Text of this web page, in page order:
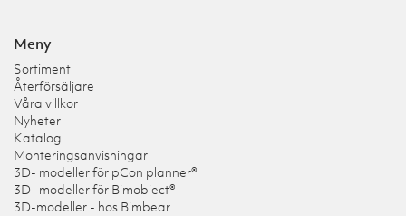
Meny
Sortiment
Återförsäljare
Våra villkor
Nyheter
Katalog
Monteringsanvisningar
3D- modeller för pCon planner®
3D- modeller för Bimobject®
3D-modeller - hos Bimbear